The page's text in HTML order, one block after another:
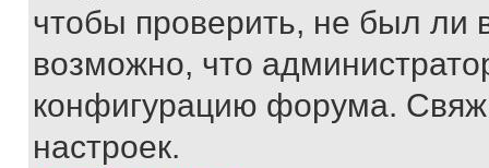
чтобы проверить, не был ли
возможно, что
конфигурацию форума.
настроек.